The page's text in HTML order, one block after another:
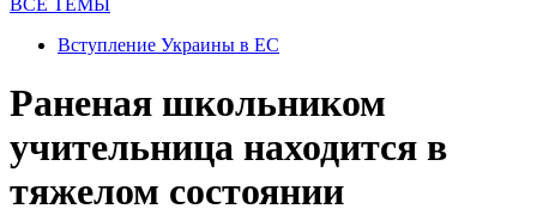
ВСЕ ТЕМЫ
Вступление Украины в ЕС
Раненая школьником
учительница находится в
тяжелом состоянии